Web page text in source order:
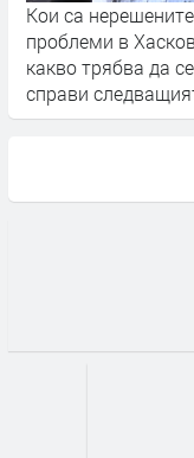
Кои са нерешените
проблеми в
какво трябва да се
справи